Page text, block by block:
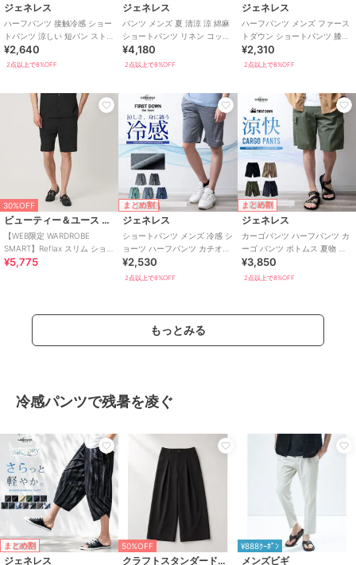
ジェネレス
ハーフパンツ 接触冷感 ショー
トパンツ 涼しい 短パン ストレ
ッチ 膝丈 イージーパンツ 冷感
夏
¥2,640
2点以上で8%OFF
ジェネレス
パンツ メンズ 夏 清涼 涼 綿麻
ショートパンツ リネン コット
ン ハーフパンツ
¥4,180
2点以上で8%OFF
ジェネレス
ハーフパンツ メンズ ファース
トダウン ショートパンツ 膝上
ゴムウエスト 夏 吸水速乾
¥2,310
2点以上で8%OFF
30%OFF
ビューティー＆ユース ユナイテッドアローズ
【WEB限定 WARDROBE
SMART】Reflax スリム ショー
トパンツ
¥5,775
まとめ割
ジェネレス
ショートパンツ メンズ 冷感 シ
ョーツ ハーフパンツ カチオン
ストレッチ 吸水速乾 膝丈
¥2,530
2点以上で8%OFF
まとめ割
ジェネレス
カーゴパンツ ハーフパンツ カ
ーゴ パンツ ボトムス 夏物 夏
服 ズボン ショートパンツ 短パ
ン
¥3,850
2点以上で8%OFF
もっとみる
冷感パンツで残暑を凌ぐ
まとめ割
ジェネレス
50%OFF
クラフトスタンダードブティック
¥888ｸｰﾎﾟﾝ
メンズビギ